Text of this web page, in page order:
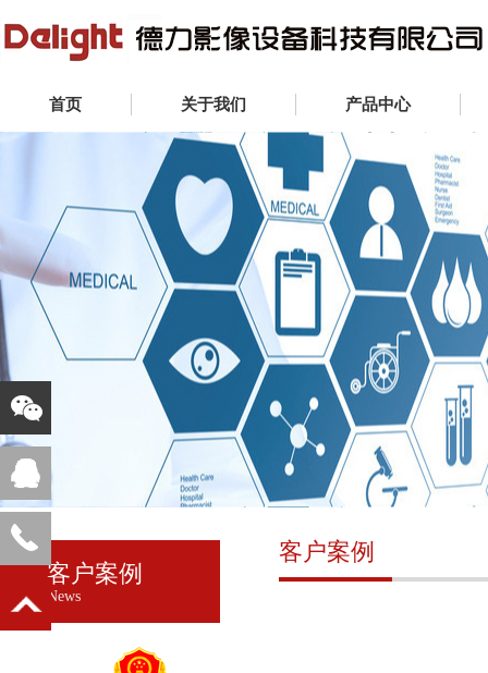
首页 关于我们 产品中心
客户案例
News
客户案例